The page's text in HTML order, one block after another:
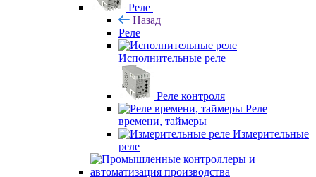
Реле
Назад
Реле
Исполнительные реле
Реле контроля
Реле
времени, таймеры
Измерительные
реле